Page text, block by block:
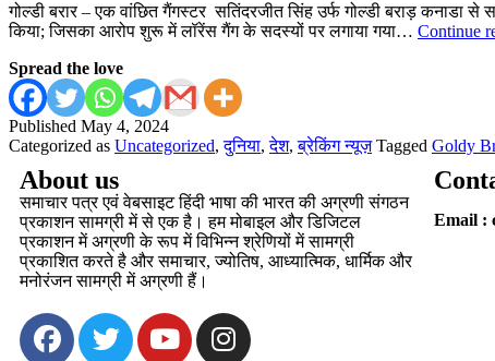
गोल्डी बरार – एक वांछित गैंगस्टर सतिंदरजीत सिंह उर्फ गोल्डी बराड़ कनाडा
किया; जिसका आरोप शुरू में लॉरेंस गैंग के सदस्यों पर लगाया गया… Continue
Spread the love
Published May 4, 2024
Categorized as Uncategorized,दुनिया,देश,ब्रेकिंग न्यूज़ Tagged Goldy
About us
समाचार पत्र एवं वेबसाइट हिंदी भाषा की भारत की अग्रणी संगठन
प्रकाशन सामग्री में से एक है। हम मोबाइल और डिजिटल
प्रकाशन में अग्रणी के रूप में विभिन्न श्रेणियों में सामग्री
प्रकाशित करते है और समाचार, ज्योतिष, आध्यात्मिक, धार्मिक और
मनोरंजन सामग्री में अग्रणी हैं।
Email :